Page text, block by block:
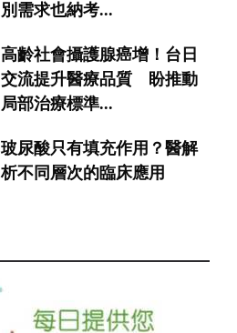
別需求也納考...
高齡社會攝護腺癌增！台日
交流提升醫療品質 盼推動
局部治療標準...
玻尿酸只有填充作用？醫解
析不同層次的臨床應用